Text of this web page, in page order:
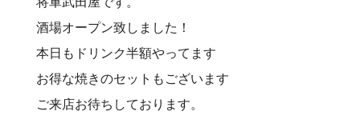
酒場オープン致しました！
本日もドリンク半額やってます
お得な焼きのセットもございます
ご来店お待ちしております。